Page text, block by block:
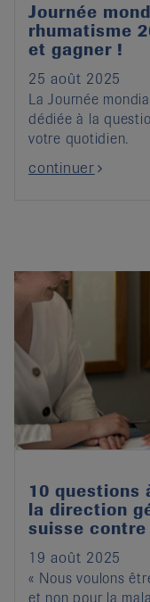
Journée
rhumatisme
et gagner !
25 août 2025
La Journée
dédiée à la
votre quotidien.
continuer
10 questions
la direction
suisse
19 août 2025
« Nous voulons
et non pour la